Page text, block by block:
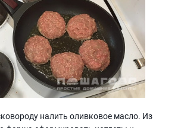
налить оливковое масло. Из